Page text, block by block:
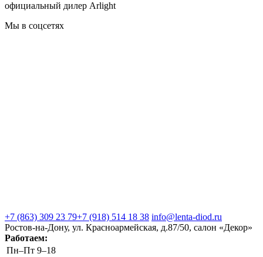
официальный дилер Arlight
Мы в соцсетях
+7 (863) 309 23 79+7 (918) 514 18 38 info@lenta-diod.ru
Ростов-на-Дону, ул. Красноармейская, д.87/50, салон «Декор»
Работаем:
Пн–Пт 9–18